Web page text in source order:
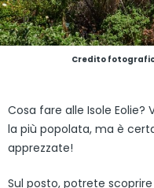
Credito
Cosa fare alle Isole Eolie?
la più popolata, ma è
apprezzate!
Sul posto, potrete